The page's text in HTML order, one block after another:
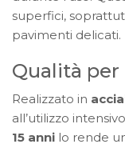
superfici,
pavimenti delicati.
Qualità
Realizzato in
all’utilizzo
15 anni lo rende